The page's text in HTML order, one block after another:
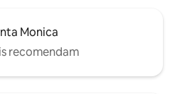
Monica
recomendam